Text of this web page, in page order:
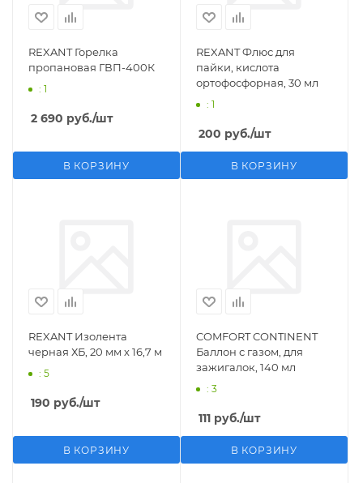
REXANT Горелка
пропановая ГВП-400К
: 1
2 690 руб./шт
В КОРЗИНУ
REXANT Флюс для
пайки, кислота
ортофосфорная, 30 мл
: 1
200 руб./шт
В КОРЗИНУ
REXANT Изолента
черная ХБ, 20 мм х 16,7 м
: 5
190 руб./шт
В КОРЗИНУ
COMFORT CONTINENT
Баллон с газом, для
зажигалок, 140 мл
: 3
111 руб./шт
В КОРЗИНУ